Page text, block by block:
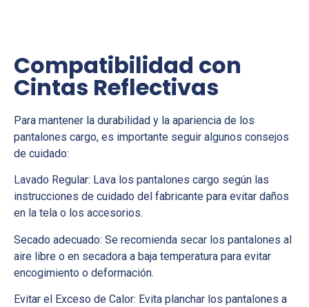
Compatibilidad con
Cintas Reflectivas
Para mantener la durabilidad y la apariencia de los
pantalones cargo, es importante seguir algunos consejos
de cuidado:
Lavado Regular: Lava los pantalones cargo según las
instrucciones de cuidado del fabricante para evitar daños
en la tela o los accesorios.
Secado adecuado: Se recomienda secar los pantalones al
aire libre o en secadora a baja temperatura para evitar
encogimiento o deformación.
Evitar el Exceso de Calor: Evita planchar los pantalones a